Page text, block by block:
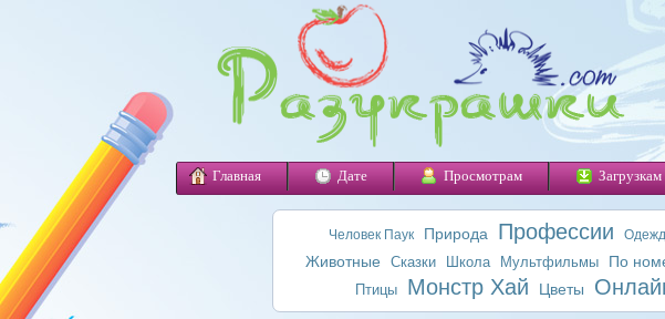
Главная Дате Просмотрам Загрузкам
Человек Паук Природа Профессии
Животные Сказки Школа Мультфильмы По
Птицы Монстр Хай Цветы